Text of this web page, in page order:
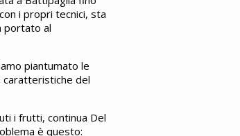
i propri tecnici, sta
portato al
piantumato le
caratteristiche del
i frutti, continua Del
è questo: